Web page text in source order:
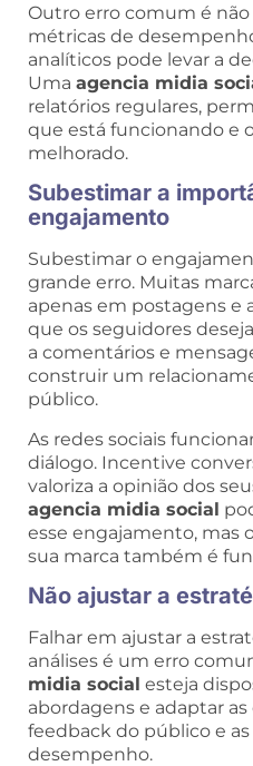
Outro erro comum é
métricas de
analíticos pode levar a
Uma agencia midia
relatórios regulares,
que está funcionando e
melhorado.
Subestimar a
engajamento
Subestimar o
grande erro. Muitas
apenas em postagens e
que os seguidores
a comentários e
construir um
público.
As redes sociais
diálogo. Incentive
valoriza a opinião dos
agencia midia social
esse engajamento,
sua marca também é
Não ajustar a
Falhar em ajustar a
análises é um erro
midia social esteja
abordagens e adaptar
feedback do público e
desempenho.